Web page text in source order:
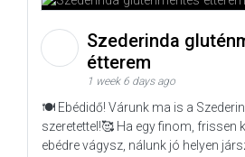
Szederinda
étterem
1 week 6 days ago
🍽️ Ebédidő! Várunk ma is a
szeretettel!🥰 Ha egy finom, frissen
ebédre vágysz, nálunk jó helyen